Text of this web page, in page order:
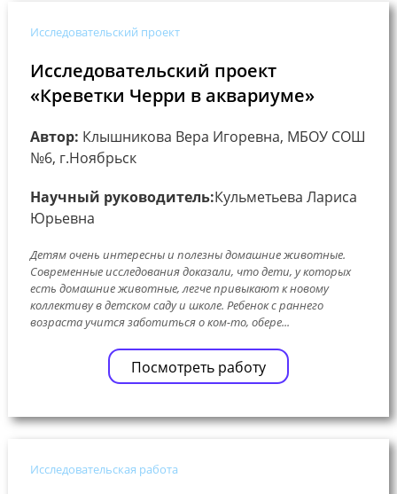
Исследовательский проект
Исследовательский проект
«Креветки Черри в аквариуме»
Автор: Клышникова Вера Игоревна, МБОУ СОШ
№6, г.Ноябрьск
Научный руководитель:Кульметьева Лариса
Юрьевна
Детям очень интересны и полезны домашние животные.
Современные исследования доказали, что дети, у которых
есть домашние животные, легче привыкают к новому
коллективу в детском саду и школе. Ребенок с раннего
возраста учится заботиться о ком-то, обере...
Посмотреть работу
Исследовательская работа